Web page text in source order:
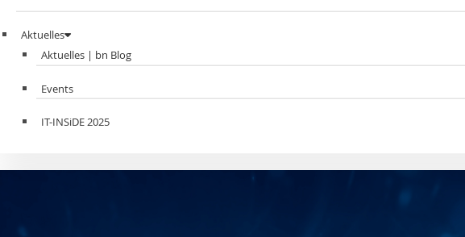
Aktuelles
Aktuelles | bn Blog
Events
IT-INSiDE 2025